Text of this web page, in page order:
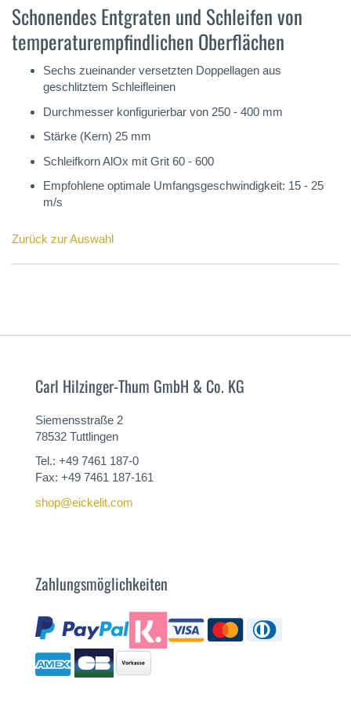
Schonendes Entgraten und Schleifen von
temperaturempfindlichen Oberflächen
Sechs zueinander versetzten Doppellagen aus
geschlitztem Schleifleinen
Durchmesser konfigurierbar von 250 - 400 mm
Stärke (Kern) 25 mm
Schleifkorn AlOx mit Grit 60 - 600
Empfohlene optimale Umfangsgeschwindigkeit: 15 - 25
m/s
Zurück zur Auswahl
Carl Hilzinger-Thum GmbH & Co. KG
Siemensstraße 2
78532 Tuttlingen
Tel.: +49 7461 187-0
Fax: +49 7461 187-161
shop@eickelit.com
Zahlungsmöglichkeiten